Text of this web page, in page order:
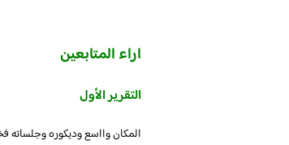
اراء المتابعين
التقرير الأول
المكان وااسع وديكوره وجلساته